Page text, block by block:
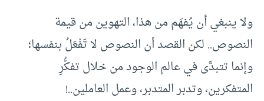
ولا ينبغي أن يُفهَم من هذا، التهوين من قيمة
النصوص.. لكن القصد أن النصوص لا تَفْعَلُ بنفسها؛
وإنما تتبدَّى في عالم الوجود من خلال تفكُّرِ
المتفكرين، وتدبر المتدبر، وعمل العاملين..!